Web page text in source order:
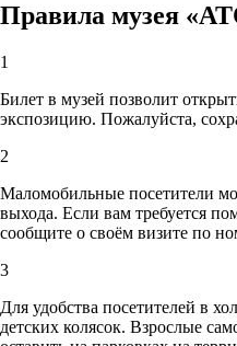
Правила музея
1
Билет в музей позволит
экспозицию. Пожалуйста,
2
Маломобильные посетители
выхода. Если вам требуется
сообщите о своём визите по
3
Для удобства посетителей в
детских колясок. Взрослые